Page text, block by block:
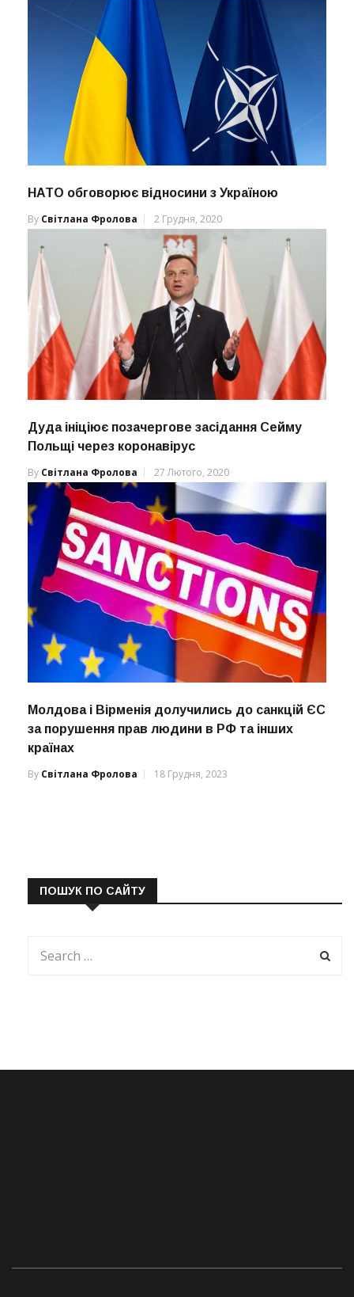
НАТО обговорює відносини з Україною
By Світлана Фролова 2 Грудня, 2020
Дуда ініціює позачергове засідання Сейму
Польщі через коронавірус
By Світлана Фролова 27 Лютого, 2020
Молдова і Вірменія долучились до санкцій ЄС
за порушення прав людини в РФ та інших
країнах
By Світлана Фролова 18 Грудня, 2023
ПОШУК ПО САЙТУ